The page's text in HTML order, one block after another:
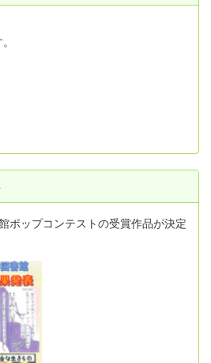
ポップコンテストの受賞作品が決定